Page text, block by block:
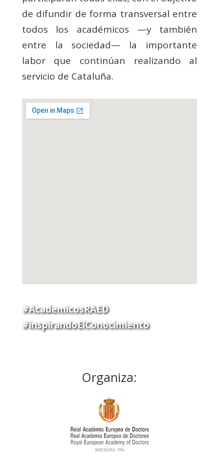
de difundir de forma transversal entre
todos los académicos —y también
entre la sociedad— la importante
labor que continúan realizando al
servicio de Cataluña.
#AcademicosRAED
#inspirandoElConocimiento
Organiza: